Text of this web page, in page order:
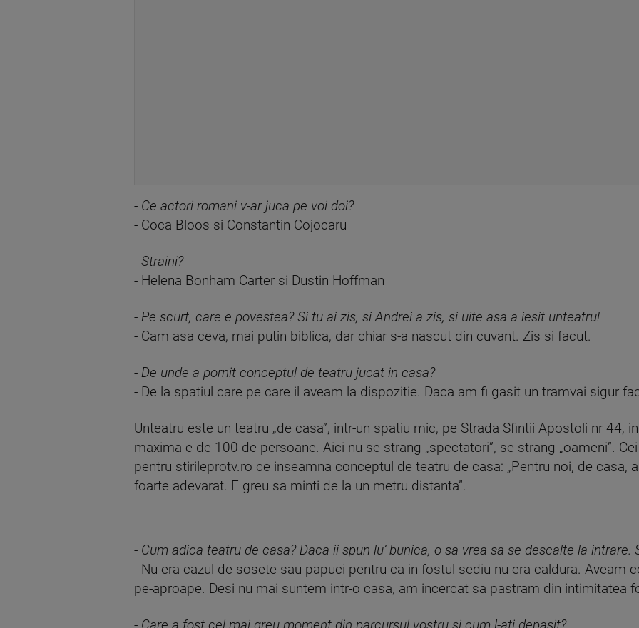
- Ce actori romani v-ar juca pe voi doi?
- Coca Bloos si Constantin Cojocaru
- Straini?
- Helena Bonham Carter si Dustin Hoffman
- Pe scurt, care e povestea? Si tu ai zis, si Andrei a zis, si uite asa a iesit unteatru!
- Cam asa ceva, mai putin biblica, dar chiar s-a nascut din cuvant. Zis si facut.
- De unde a pornit conceptul de teatru jucat in casa?
- De la spatiul care pe care il aveam la dispozitie. Daca am fi gasit un tramvai sigur
Unteatru este un teatru „de casa”, intr-un spatiu mic, pe Strada Sfintii Apostoli nr 44,
maxima e de 100 de persoane. Aici nu se strang „spectatori”, se strang „oameni”.
pentru stirileprotv.ro ce inseamna conceptul de teatru de casa: „Pentru noi, de casa,
foarte adevarat. E greu sa minti de la un metru distanta”.
- Cum adica teatru de casa? Daca ii spun lu’ bunica, o sa vrea sa se descalte la
- Nu era cazul de sosete sau papuci pentru ca in fostul sediu nu era caldura. Aveam
pe-aproape. Desi nu mai suntem intr-o casa, am incercat sa pastram din intimitatea